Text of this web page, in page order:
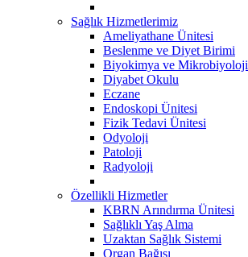
Sağlık Hizmetlerimiz
Ameliyathane Ünitesi
Beslenme ve Diyet Birimi
Biyokimya ve Mikrobiyoloji
Diyabet Okulu
Eczane
Endoskopi Ünitesi
​Fizik Tedavi Ünitesi
Odyoloji
Patoloji
Radyoloji
Özellikli Hizmetler
KBRN Arındırma Ünitesi
Sağlıklı Yaş Alma
Uzaktan Sağlık Sistemi
Organ Bağışı